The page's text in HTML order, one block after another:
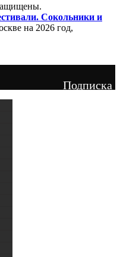
Сокольники и
на 2026 год,
Подписка